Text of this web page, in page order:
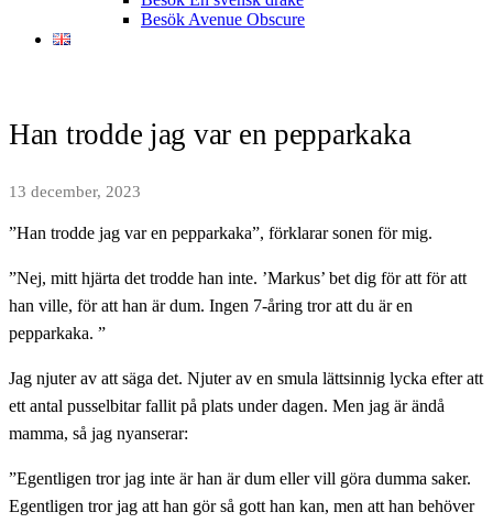
Besök Avenue Obscure
Han trodde jag var en pepparkaka
13 december, 2023
”Han trodde jag var en pepparkaka”, förklarar sonen för mig.
”Nej, mitt hjärta det trodde han inte. ’Markus’ bet dig för att för att
han ville, för att han är dum. Ingen 7-åring tror att du är en
pepparkaka. ”
Jag njuter av att säga det. Njuter av en smula lättsinnig lycka efter att
ett antal pusselbitar fallit på plats under dagen. Men jag är ändå
mamma, så jag nyanserar:
”Egentligen tror jag inte är han är dum eller vill göra dumma saker.
Egentligen tror jag att han gör så gott han kan, men att han behöver